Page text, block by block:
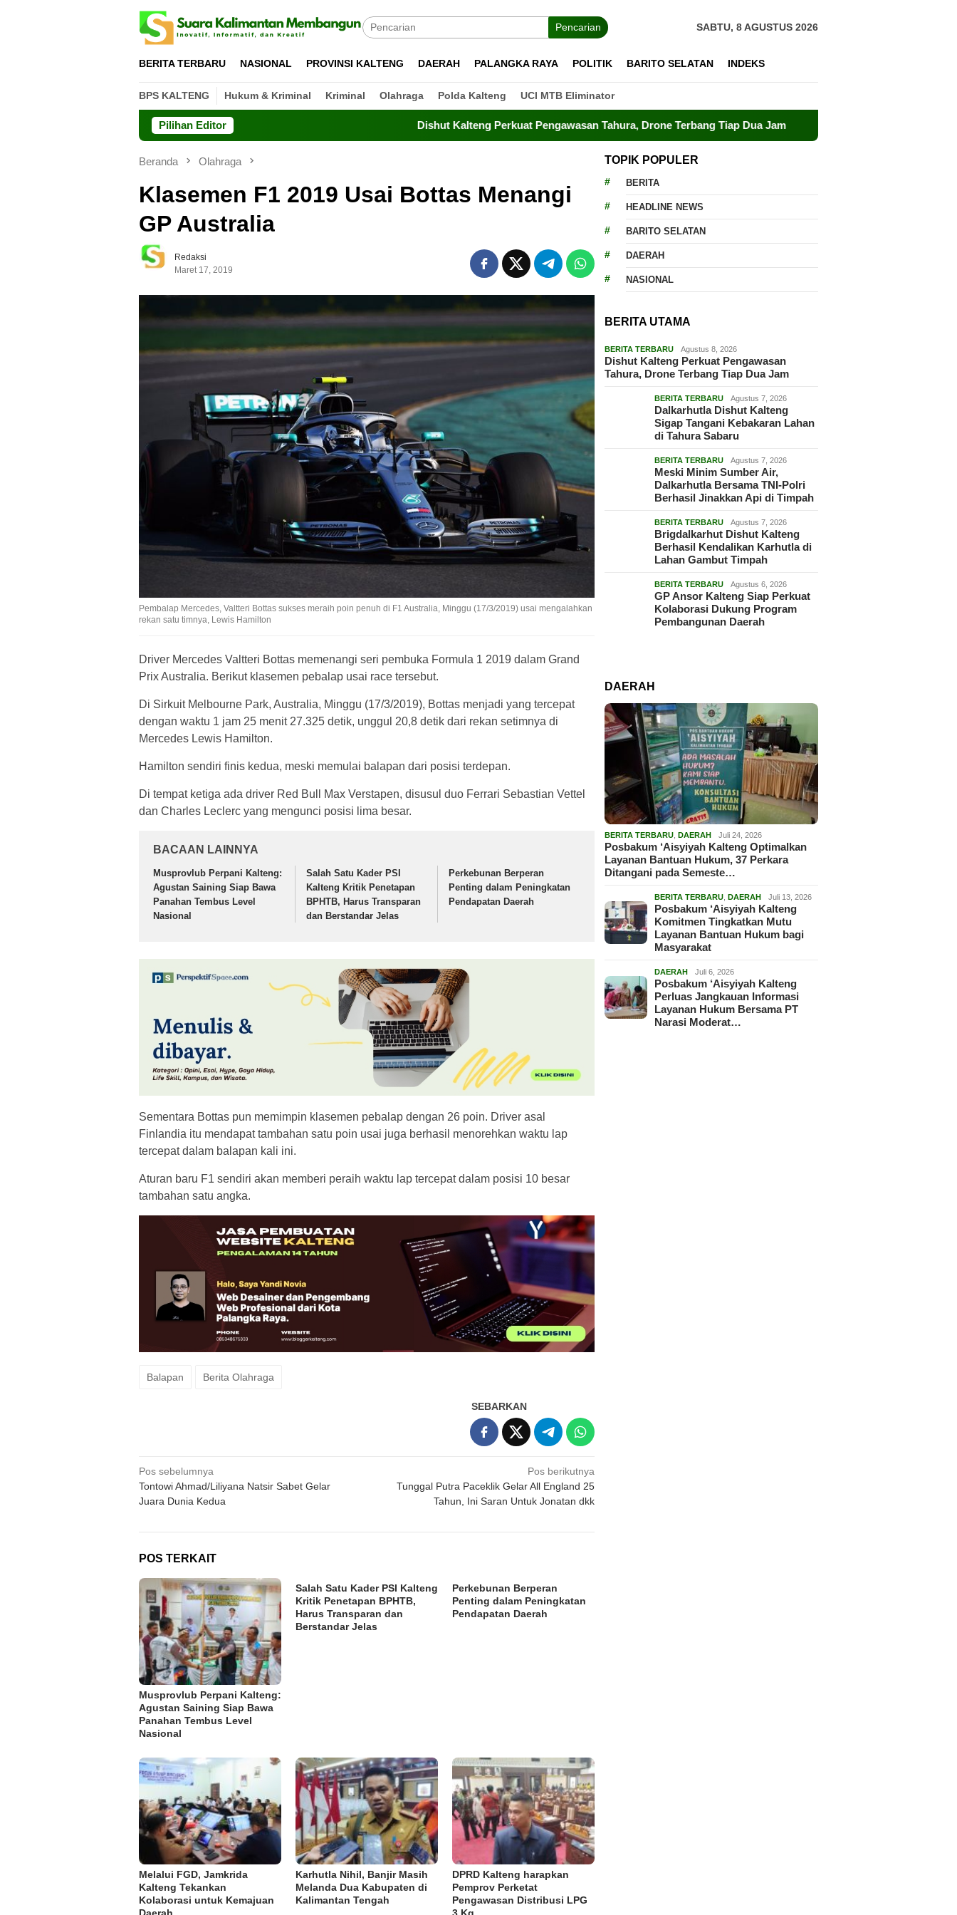
Pencarian SABTU, 8 AGUSTUS 2026
BERITA TERBARU NASIONAL PROVINSI KALTENG DAERAH PALANGKA RAYA POLITIK BARITO SELATAN INDEKS
BPS KALTENG Hukum & Kriminal Kriminal Olahraga Polda Kalteng UCI MTB Eliminator
Pilihan Editor Dishut Kalteng Perkuat Pengawasan Tahura, Drone Terbang Tiap Dua Jam Dalkarhutla Dishut Kalteng Sigap
Beranda Olahraga
Klasemen F1 2019 Usai Bottas Menangi
GP Australia
Redaksi
Maret 17, 2019
Pembalap Mercedes, Valtteri Bottas sukses meraih poin penuh di F1 Australia, Minggu (17/3/2019) usai mengalahkan
rekan satu timnya, Lewis Hamilton
Driver Mercedes Valtteri Bottas memenangi seri pembuka Formula 1 2019 dalam Grand
Prix Australia. Berikut klasemen pebalap usai race tersebut.
Di Sirkuit Melbourne Park, Australia, Minggu (17/3/2019), Bottas menjadi yang tercepat
dengan waktu 1 jam 25 menit 27.325 detik, unggul 20,8 detik dari rekan setimnya di
Mercedes Lewis Hamilton.
Hamilton sendiri finis kedua, meski memulai balapan dari posisi terdepan.
Di tempat ketiga ada driver Red Bull Max Verstapen, disusul duo Ferrari Sebastian Vettel
dan Charles Leclerc yang mengunci posisi lima besar.
BACAAN LAINNYA
Musprovlub Perpani Kalteng:
Agustan Saining Siap Bawa
Panahan Tembus Level
Nasional
Salah Satu Kader PSI
Kalteng Kritik Penetapan
BPHTB, Harus Transparan
dan Berstandar Jelas
Perkebunan Berperan
Penting dalam Peningkatan
Pendapatan Daerah
Sementara Bottas pun memimpin klasemen pebalap dengan 26 poin. Driver asal
Finlandia itu mendapat tambahan satu poin usai juga berhasil menorehkan waktu lap
tercepat dalam balapan kali ini.
Aturan baru F1 sendiri akan memberi peraih waktu lap tercepat dalam posisi 10 besar
tambahan satu angka.
Balapan Berita Olahraga
SEBARKAN
Navigasi
pos
Pos sebelumnya
Tontowi Ahmad/Liliyana Natsir Sabet Gelar
Juara Dunia Kedua
Pos berikutnya
Tunggal Putra Paceklik Gelar All England 25
Tahun, Ini Saran Untuk Jonatan dkk
POS TERKAIT
Musprovlub Perpani Kalteng:
Agustan Saining Siap Bawa
Panahan Tembus Level
Nasional
Salah Satu Kader PSI Kalteng
Kritik Penetapan BPHTB,
Harus Transparan dan
Berstandar Jelas
Perkebunan Berperan
Penting dalam Peningkatan
Pendapatan Daerah
Melalui FGD, Jamkrida
Kalteng Tekankan
Kolaborasi untuk Kemajuan
Karhutla Nihil, Banjir Masih
Melanda Dua Kabupaten di
Kalimantan Tengah
DPRD Kalteng harapkan
Pemprov Perketat
Pengawasan Distribusi LPG
TOPIK POPULER
BERITA
HEADLINE NEWS
BARITO SELATAN
DAERAH
NASIONAL
BERITA UTAMA
BERITA TERBARU Agustus 8, 2026
Dishut Kalteng Perkuat Pengawasan
Tahura, Drone Terbang Tiap Dua Jam
BERITA TERBARU Agustus 7, 2026
Dalkarhutla Dishut Kalteng
Sigap Tangani Kebakaran Lahan
di Tahura Sabaru
BERITA TERBARU Agustus 7, 2026
Meski Minim Sumber Air,
Dalkarhutla Bersama TNI-Polri
Berhasil Jinakkan Api di Timpah
BERITA TERBARU Agustus 7, 2026
Brigdalkarhut Dishut Kalteng
Berhasil Kendalikan Karhutla di
Lahan Gambut Timpah
BERITA TERBARU Agustus 6, 2026
GP Ansor Kalteng Siap Perkuat
Kolaborasi Dukung Program
Pembangunan Daerah
DAERAH
BERITA TERBARU ,DAERAH Juli 24, 2026
Posbakum ‘Aisyiyah Kalteng Optimalkan
Layanan Bantuan Hukum, 37 Perkara
Ditangani pada Semeste…
BERITA TERBARU ,DAERAH Juli 13, 2026
Posbakum ‘Aisyiyah Kalteng
Komitmen Tingkatkan Mutu
Layanan Bantuan Hukum bagi
Masyarakat
DAERAH Juli 6, 2026
Posbakum ‘Aisyiyah Kalteng
Perluas Jangkauan Informasi
Layanan Hukum Bersama PT
Narasi Moderat…